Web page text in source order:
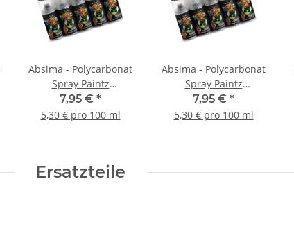
Absima - Polycarbonat
Spray Paintz
fluoreszierend lila -
150ml
7,95 € *
5,30 € pro 100 ml
Absima - Polycarbonat
Spray Paintz
fluoreszierend rot -
150ml
7,95 € *
5,30 € pro 100 ml
Ersatzteile